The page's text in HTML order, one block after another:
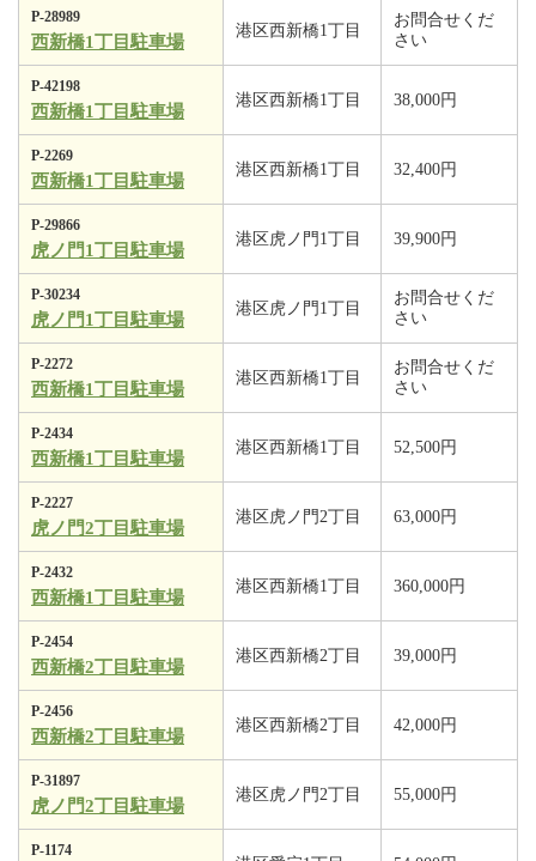
P-28989
西新橋1丁目駐車場
港区西新橋1丁目
お問合せくだ
さい
P-42198
西新橋1丁目駐車場
港区西新橋1丁目 38,000円
P-2269
西新橋1丁目駐車場
港区西新橋1丁目 32,400円
P-29866
虎ノ門1丁目駐車場
港区虎ノ門1丁目 39,900円
P-30234
虎ノ門1丁目駐車場
港区虎ノ門1丁目
お問合せくだ
さい
P-2272
西新橋1丁目駐車場
港区西新橋1丁目
お問合せくだ
さい
P-2434
西新橋1丁目駐車場
港区西新橋1丁目 52,500円
P-2227
虎ノ門2丁目駐車場
港区虎ノ門2丁目 63,000円
P-2432
西新橋1丁目駐車場
港区西新橋1丁目 360,000円
P-2454
西新橋2丁目駐車場
港区西新橋2丁目 39,000円
P-2456
西新橋2丁目駐車場
港区西新橋2丁目 42,000円
P-31897
虎ノ門2丁目駐車場
港区虎ノ門2丁目 55,000円
P-1174